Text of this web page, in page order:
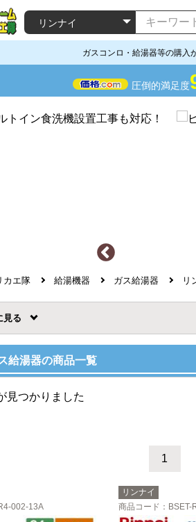
ガスコンロ・給湯器等の購入
圧倒的満足度
カエ隊 給湯機器 ガス給湯器 リ
給湯器の商品一覧
見つかりました
1
002-13A
リンナイ
商品コード ：